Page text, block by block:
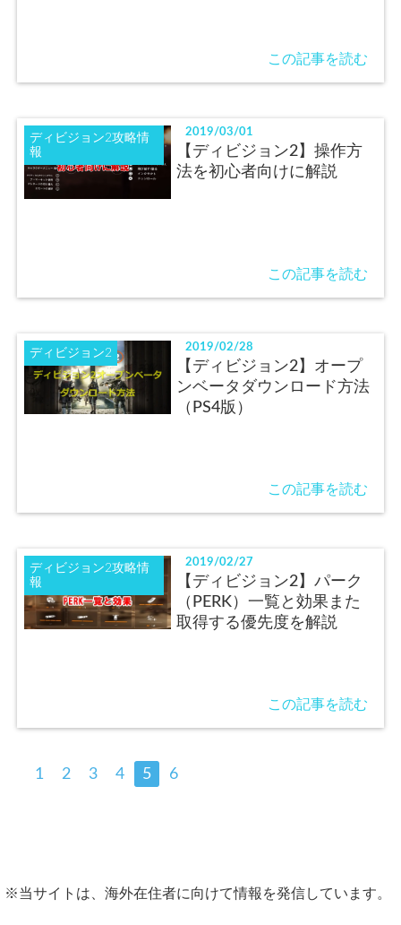
この記事を読む
ディビジョン2攻略情
報
2019/03/01
【ディビジョン2】操作方
法を初心者向けに解説
この記事を読む
ディビジョン2 2019/02/28
【ディビジョン2】オープ
ンベータダウンロード方法
（PS4版）
この記事を読む
ディビジョン2攻略情
報
2019/02/27
【ディビジョン2】パーク
（PERK）一覧と効果また
取得する優先度を解説
この記事を読む
1 2 3 4 5 6
※当サイトは、海外在住者に向けて情報を発信しています。